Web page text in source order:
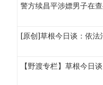
警方续昌平涉嫖男子在
[原创]草根今日谈：依
【野渡专栏】草根今日